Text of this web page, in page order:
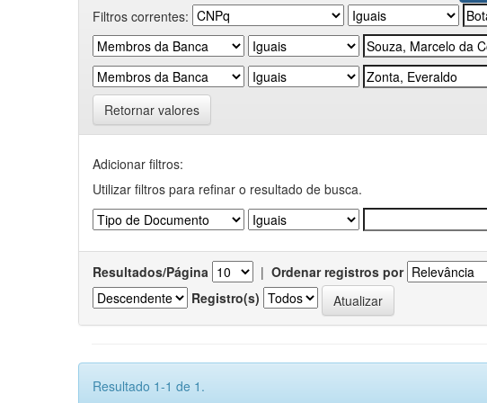
Filtros correntes:
Retornar valores
Adicionar filtros:
Utilizar filtros para refinar o resultado de busca.
Resultados/Página | Ordenar registros por
Registro(s)
Resultado 1-1 de 1.